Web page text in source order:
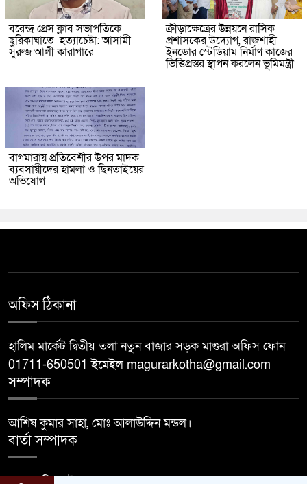
বরেন্দ্র প্রেস ক্লাব সভাপতিকে
ছুরিকাঘাতে হত্যাচেষ্টা: আসামী
সুরুজ আলী কারাগারে
ক্রীড়াক্ষেত্রের উন্নয়নে রাসিক
প্রশাসকের উদ্যোগ, রাজশাহী
ইনডোর স্টেডিয়াম নির্মাণ কাজের
ভিত্তিপ্রস্তর স্থাপন করলেন ভূমিমন্ত্রী
বাগমারায় প্রতিবেশীর উপর মাদক
ব্যবসায়ীদের হামলা ও ছিনতাইয়ের
অভিযোগ
অফিস ঠিকানা
হালিম মার্কেট দ্বিতীয় তলা নতুন বাজার সড়ক মাগুরা অফিস ফোন
01711-650501 ইমেইল magurarkotha@gmail.com
সম্পাদক
আশিষ কুমার সাহা, মোঃ আলাউদ্দিন মন্ডল।
বার্তা সম্পাদক